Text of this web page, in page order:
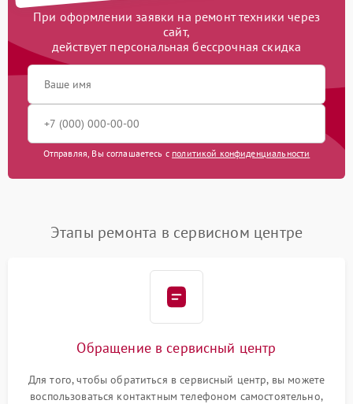
При оформлении заявки на ремонт техники через
сайт,
действует персональная бессрочная скидка
Отправляя, Вы соглашаетесь с политикой конфиденциальности
Этапы ремонта в сервисном центре
Обращение в сервисный центр
Для того, чтобы обратиться в сервисный центр, вы можете
воспользоваться контактным телефоном самостоятельно,